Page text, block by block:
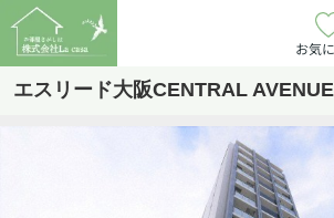
お気
エスリード大阪CENTRAL